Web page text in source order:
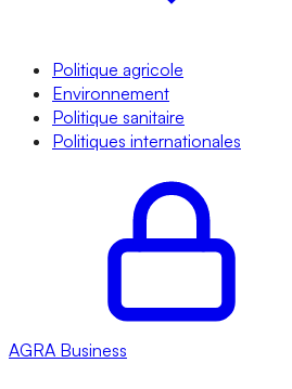
Politique agricole
Environnement
Politique sanitaire
Politiques internationales
AGRA Business